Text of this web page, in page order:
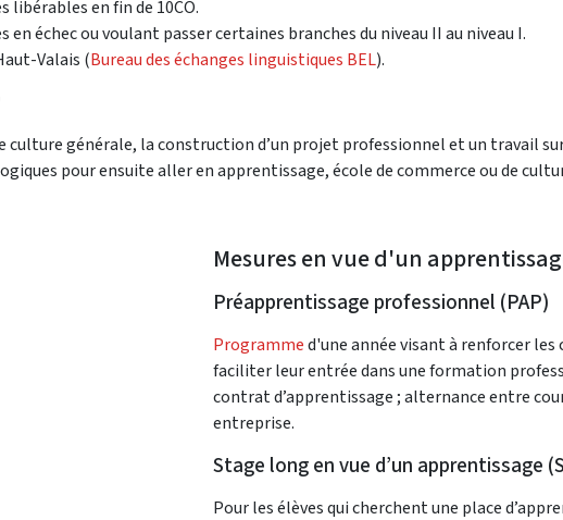
libérables en fin de 10CO.
en échec ou voulant passer certaines branches du niveau II au niveau I.
Valais (Bureau des échanges linguistiques BEL).
culture générale, la construction d’un projet professionnel et un travail
pour ensuite aller en apprentissage, école de commerce ou de
Mesures en vue d'un
Préapprentissage professionnel (PAP)
Programmed'une année visant à renforcer
faciliter leur entrée dans une formation
contrat d’apprentissage ; alternance entre
entreprise.
Stage long en vue d’un apprentissage
Pour les élèves qui cherchent une place